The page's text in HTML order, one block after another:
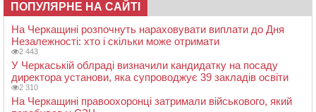
ПОПУЛЯРНЕ НА САЙТІ
На Черкащині розпочнуть нараховувати виплати до Дня
Незалежності: хто і скільки може отримати
2 443
У Черкаській облраді визначили кандидатку на посаду
директора установи, яка супроводжує 39 закладів освіти
2 310
На Черкащині правоохоронці затримали військового, який